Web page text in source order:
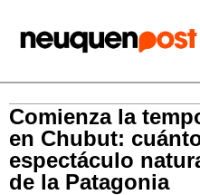
Comienza la
en Chubut:
espectáculo
de la Patagonia